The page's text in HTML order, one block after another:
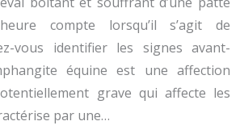
compte lorsqu’il s’agit de
vous identifier les signes avant-
équine est une affection
grave qui affecte les
par une…